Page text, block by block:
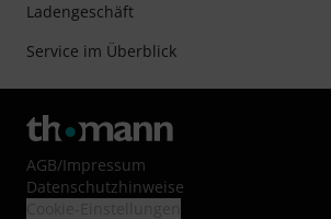
Ladengeschäft
Service im Überblick
AGB/Impressum
Datenschutzhinweise